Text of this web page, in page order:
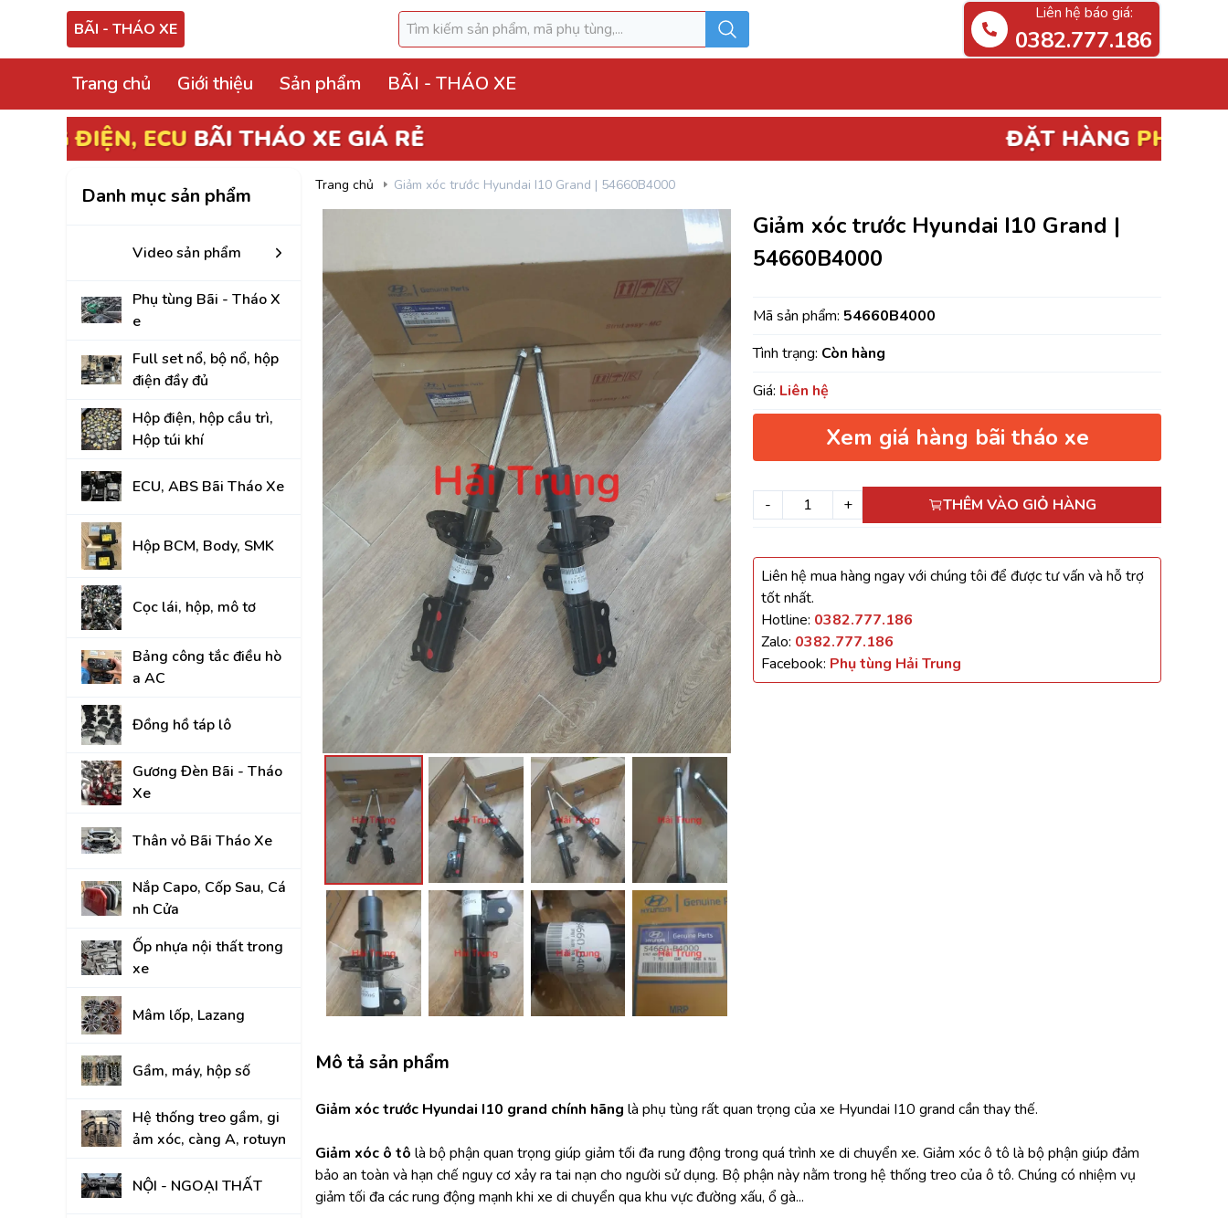
BÃI - THÁO XE
Liên hệ báo giá:
0382.777.186
Trang chủ Giới thiệu Sản phẩm
Video sản phẩm
Phụ tùng Bãi - Tháo Xe
ECU, ABS Bãi Tháo Xe
Hộp BCM, Body, SMK
Cọc lái, hộp, mô tơ
Bảng công tắc điều hòa AC
Đồng hồ táp lô
Gương Đèn Bãi - Tháo Xe
Thân vỏ Bãi Tháo Xe
Nắp Capo, Cốp Sau, Cánh Cửa
Ốp nhựa nội thất trong xe
Mâm lốp, Lazang
Gầm, máy, hộp số
Hệ thống treo gầm, giảm xóc, càng
A, rotuyn
NỘI - NGOẠI THẤT
TOYOTA
HYUNDAI
BÃI - THÁO XE
PHỤ TÙNG ĐIỆN, ECU
Danh mục sản phẩm
Video sản phẩm
Phụ tùng Bãi - Tháo X
e
Full set nổ, bộ nổ, hộp
điện đầy đủ
Hộp điện, hộp cầu trì,
Hộp túi khí
ECU, ABS Bãi Tháo Xe
Hộp BCM, Body, SMK
Cọc lái, hộp, mô tơ
Bảng công tắc điều hò
a AC
Đồng hồ táp lô
Gương Đèn Bãi - Tháo
Xe
Thân vỏ Bãi Tháo Xe
Nắp Capo, Cốp Sau, Cá
nh Cửa
Ốp nhựa nội thất trong
xe
Mâm lốp, Lazang
Gầm, máy, hộp số
Hệ thống treo gầm, gi
ảm xóc, càng A, rotuyn
NỘI - NGOẠI THẤT
Trang chủ Giảm xóc trước Hyundai I10 Grand | 54660B4000
Giảm xóc trước Hyundai I10 Grand |
54660B4000
Mã sản phẩm: 54660B4000
Tình trạng: Còn hàng
Giá: Liên hệ
Xem giá hàng bãi tháo xe
- + THÊM VÀO GIỎ HÀNG
Liên hệ mua hàng ngay với chúng tôi để được tư vấn và hỗ trợ
tốt nhất.
Hotline: 0382.777.186
Zalo: 0382.777.186
Facebook: Phụ tùng Hải Trung
Mô tả sản phẩm
Giảm xóc trước Hyundai I10 grand chính hãng là phụ tùng rất quan trọng của xe Hyundai I10 grand cần thay thế.
Giảm xóc ô tô là bộ phận quan trọng giúp giảm tối đa rung động trong quá trình xe di chuyển xe. Giảm xóc ô tô là bộ phận giúp đảm
bảo an toàn và hạn chế nguy cơ xảy ra tai nạn cho người sử dụng. Bộ phận này nằm trong hệ thống treo của ô tô. Chúng có nhiệm vụ
giảm tối đa các rung động mạnh khi xe di chuyển qua khu vực đường xấu, ổ gà...